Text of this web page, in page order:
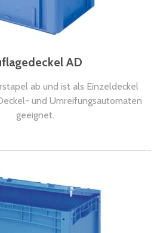
AD
ab und ist als Einzeldeckel
und Umreifungsautomaten
geeignet.